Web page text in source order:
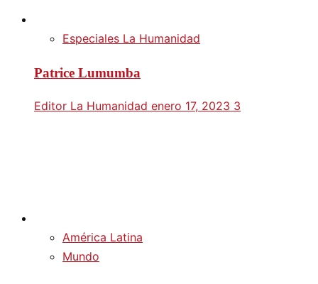
Especiales La Humanidad
Patrice Lumumba
Editor La Humanidad enero 17, 2023 3
América Latina
Mundo